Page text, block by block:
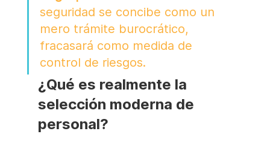
seguridad se concibe como un
mero trámite burocrático,
fracasará como medida de
control de riesgos.
¿Qué es realmente la
selección moderna de
personal?